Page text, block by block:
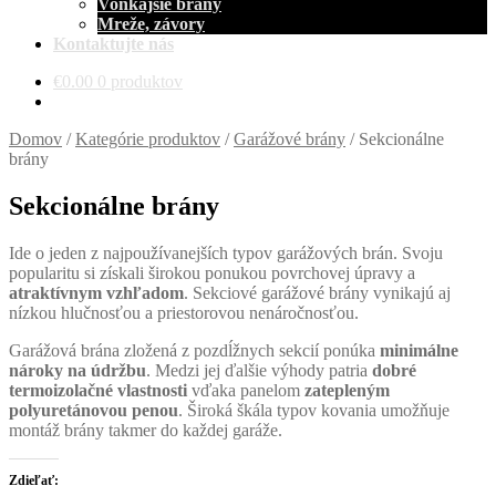
Vonkajšie brány
Mreže, závory
Kontaktujte nás
€0.00 0 produktov
Domov /Kategórie produktov /Garážové brány / Sekcionálne
brány
Sekcionálne brány
Ide o jeden z najpoužívanejších typov garážových brán. Svoju
popularitu si získali širokou ponukou povrchovej úpravy a
atraktívnym vzhľadom. Sekciové garážové brány vynikajú aj
nízkou hlučnosťou a priestorovou nenáročnosťou.
Garážová brána zložená z pozdĺžnych sekcií ponúka minimálne
nároky na údržbu. Medzi jej ďalšie výhody patria dobré
termoizolačné vlastnosti vďaka panelom zatepleným
polyuretánovou penou. Široká škála typov kovania umožňuje
montáž brány takmer do každej garáže.
Zdieľať: